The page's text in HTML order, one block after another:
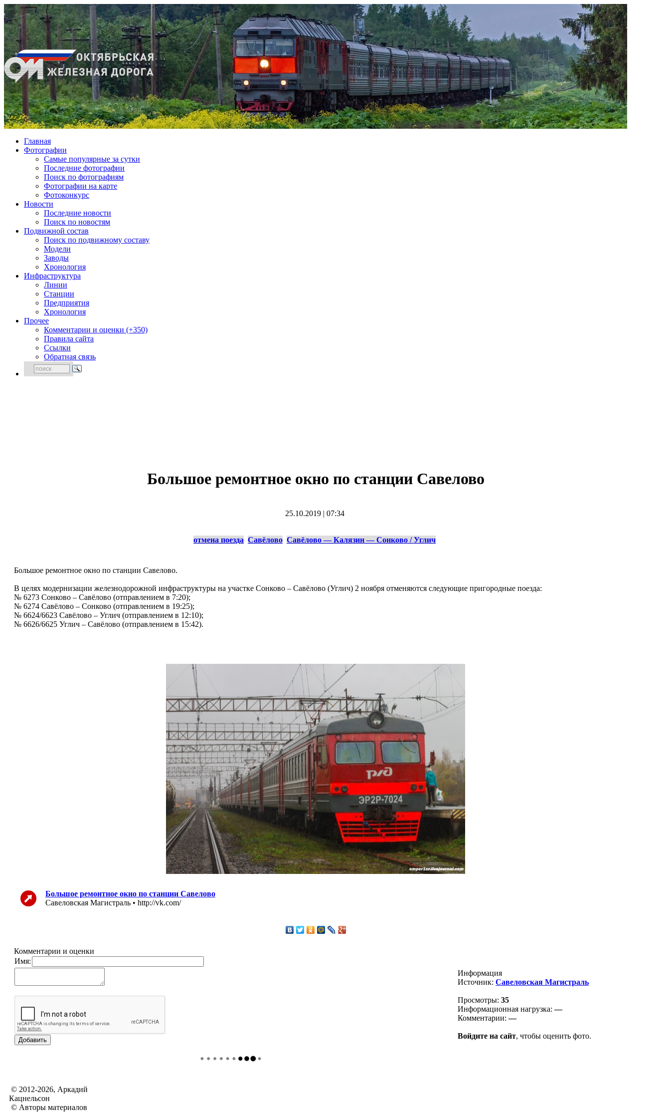
Главная
Фотографии
Cамые популярные за сутки
Последние фотографии
Поиск по фотографиям
Фотографии на карте
Фотоконкурс
Новости
Последние новости
Поиск по новостям
Подвижной состав
Поиск по подвижному составу
Модели
Заводы
Хронология
Инфраструктура
Линии
Станции
Предприятия
Хронология
Прочее
Комментарии и оценки (+350)
Правила сайта
Ссылки
Обратная связь
Большое ремонтное окно по станции Савелово
25.10.2019| 07:34
отмена поезда Савёлово Савёлово — Калязин — Сонково / Углич
Большое ремонтное окно по станции Савелово.
В целях модернизации железнодорожной инфраструктуры на участке Сонково – Савёлово (Углич) 2 ноября отменяются следующие пригородные поезда:
№ 6273 Сонково – Савёлово (отправлением в 7:20);
№ 6274 Савёлово – Сонково (отправлением в 19:25);
№ 6624/6623 Савёлово – Углич (отправлением в 12:10);
№ 6626/6625 Углич – Савёлово (отправлением в 15:42).
Большое ремонтное окно по станции Савелово
Савеловская Магистраль • http://vk.com/
Комментарии и оценки
Имя:
Информация
Источник: Савеловская Магистраль
Просмотры: 35
Информационная нагрузка:—
Комментарии:—
Войдите на сайт, чтобы оценить фото.
© 2012-2026, Аркадий
Кацнельсон
© Авторы материалов